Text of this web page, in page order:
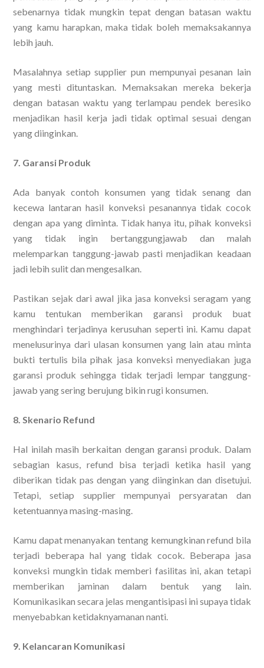
sebenarnya tidak mungkin tepat dengan batasan waktu
yang kamu harapkan, maka tidak boleh memaksakannya
lebih jauh.
Masalahnya setiap supplier pun mempunyai pesanan lain
yang mesti dituntaskan. Memaksakan mereka bekerja
dengan batasan waktu yang terlampau pendek beresiko
menjadikan hasil kerja jadi tidak optimal sesuai dengan
yang diinginkan.
7. Garansi Produk
Ada banyak contoh konsumen yang tidak senang dan
kecewa lantaran hasil konveksi pesanannya tidak cocok
dengan apa yang diminta. Tidak hanya itu, pihak konveksi
yang tidak ingin bertanggungjawab dan malah
melemparkan tanggung-jawab pasti menjadikan keadaan
jadi lebih sulit dan mengesalkan.
Pastikan sejak dari awal jika jasa konveksi seragam yang
kamu tentukan memberikan garansi produk buat
menghindari terjadinya kerusuhan seperti ini. Kamu dapat
menelusurinya dari ulasan konsumen yang lain atau minta
bukti tertulis bila pihak jasa konveksi menyediakan juga
garansi produk sehingga tidak terjadi lempar tanggung-
jawab yang sering berujung bikin rugi konsumen.
8. Skenario Refund
Hal inilah masih berkaitan dengan garansi produk. Dalam
sebagian kasus, refund bisa terjadi ketika hasil yang
diberikan tidak pas dengan yang diinginkan dan disetujui.
Tetapi, setiap supplier mempunyai persyaratan dan
ketentuannya masing-masing.
Kamu dapat menanyakan tentang kemungkinan refund bila
terjadi beberapa hal yang tidak cocok. Beberapa jasa
konveksi mungkin tidak memberi fasilitas ini, akan tetapi
memberikan jaminan dalam bentuk yang lain.
Komunikasikan secara jelas mengantisipasi ini supaya tidak
menyebabkan ketidaknyamanan nanti.
9. Kelancaran Komunikasi